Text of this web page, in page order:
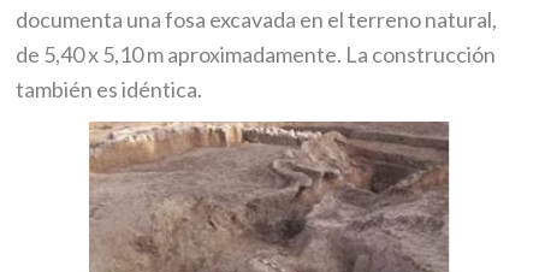
documenta una fosa excavada en el terreno natural,
de 5,40 x 5,10 m aproximadamente. La construcción
también es idéntica.